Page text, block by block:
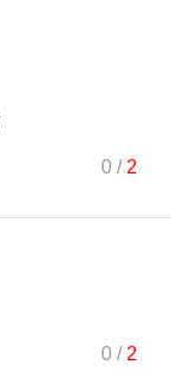
0/ 2
0/ 2